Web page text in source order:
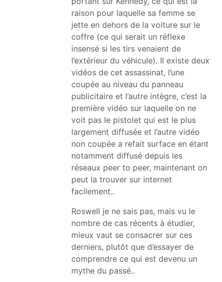
raison pour laquelle sa femme se
jette en dehors de la voiture sur le
coffre (ce qui serait un réflexe
insensé si les tirs venaient de
l’extérieur du véhicule). Il existe deux
vidéos de cet assassinat, l’une
coupée au niveau du panneau
publicitaire et l’autre intègre, c’est la
première vidéo sur laquelle on ne
voit pas le pistolet qui est le plus
largement diffusée et l’autre vidéo
non coupée a refait surface en étant
notamment diffusé depuis les
réseaux peer to peer, maintenant on
peut la trouver sur internet
facilement..
Roswell je ne sais pas, mais vu le
nombre de cas récents à étudier,
mieux vaut se consacrer sur ces
derniers, plutôt que d’essayer de
comprendre ce qui est devenu un
mythe du passé..